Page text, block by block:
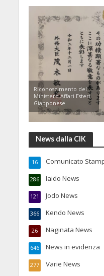
Riconoscimento del
Ministero Affari Esteri
Giapponese
News dalla CIK
Comunicato
16
Iaido News
286
Jodo News
121
Kendo News
366
Naginata News
26
News in evidenza
646
Varie News
277